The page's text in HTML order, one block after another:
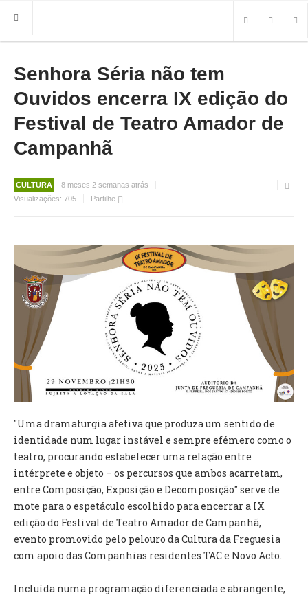
HOME
FREGUESIA
INFO
HISTÓRIA
TRANSPORTES
IMPRENSA
BRASÃO
FOTOS
AUTARQUIA
CONSTITUIÇÃO
EXECUTIVO E PELOUROS
ASSEMBLEIA DE FREGUESIA
GRAVAÇÕES DAS REUNIÕES PÚBLICAS DO EXECUTIVO
DOCUMENTOS
ATAS E DOCUMENTOS DA ASSEMBLEIA
EDITAIS
PLANO E ORÇAMENTO
Senhora Séria não tem
Ouvidos encerra IX edição do
Festival de Teatro Amador de
Campanhã
CULTURA
8 meses 2 semanas atrás
Visualizações: 705 Partilhe
"Uma dramaturgia afetiva que produza um sentido de
identidade num lugar instável e sempre efémero como o
teatro, procurando estabelecer uma relação entre
intérprete e objeto – os percursos que ambos acarretam,
entre Composição, Exposição e Decomposição" serve de
mote para o espetáculo escolhido para encerrar a IX
edição do Festival de Teatro Amador de Campanhã,
evento promovido pelo pelouro da Cultura da Freguesia
com apoio das Companhias residentes TAC e Novo Acto.
Incluída numa programação diferenciada e abrangente,